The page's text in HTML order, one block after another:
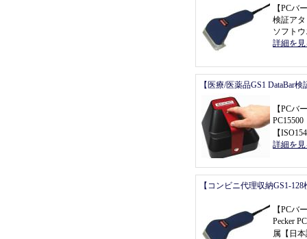
【PCバ
検証ア
ソフト
詳細を
【医療/医薬品GS1 DataBar
【PCバ
【
詳細を
【コンビニ代理収納GS1-
【PCバ
Pecker
属 【 日